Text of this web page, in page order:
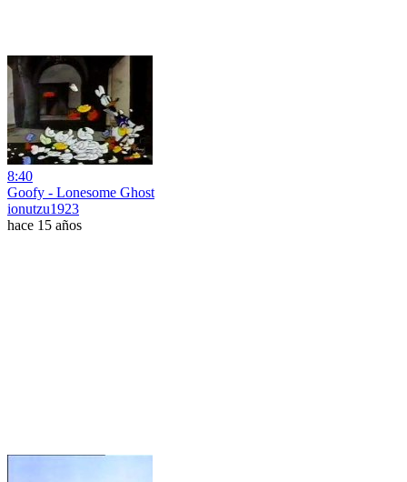
8:40
Goofy - Lonesome Ghost
ionutzu1923
hace 15 años